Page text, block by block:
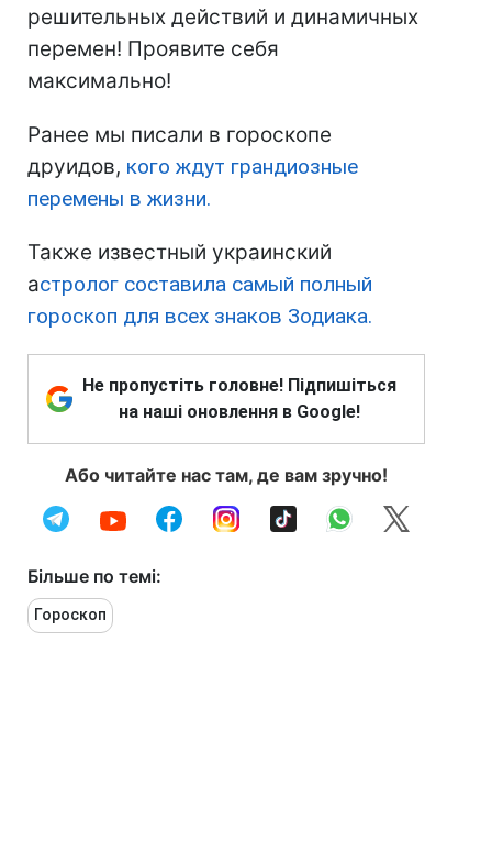
решительных действий и динамичных
перемен! Проявите себя
максимально!
Ранее мы писали в гороскопе
друидов, кого ждут грандиозные
перемены в жизни.
Также известный украинский
астролог составила самый полный
гороскоп для всех знаков Зодиака.
Не пропустіть головне! Підпишіться
на наші оновлення в Google!
Або читайте нас там, де вам зручно!
Більше по темі:
Гороскоп